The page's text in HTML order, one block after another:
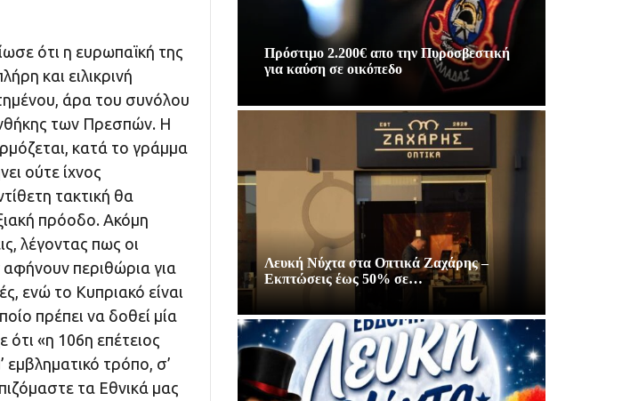
ότι η ευρωπαϊκή της
και ειλικρινή
άρα του συνόλου
των Πρεσπών. Η
κατά το γράμμα
ούτε ίχνος
τακτική θα
πρόοδο. Ακόμη
λέγοντας πως οι
περιθώρια για
ενώ το Κυπριακό είναι
πρέπει να δοθεί μία
ότι «η 106η επέτειος
εμβληματικό τρόπο, σ’
τα Εθνικά μας
Πρόστιμο 2.200€ απο την Πυροσβεστική
για καύση σε οικόπεδο
Λευκή Νύχτα στα Οπτικά Ζαχάρης –
Εκπτώσεις έως 50% σε…